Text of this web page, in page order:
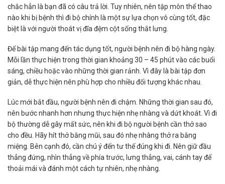
chắc hẳn là bạn đã có câu trả lời. Tuy nhiên, nên tập môn thể thao
nào khi bị bệnh thì đi bộ chính là một sự lựa chọn vô cùng tốt, đặc
biệt là với người thoát vị đĩa đệm cột sống thắt lưng.
Để bài tập mang đến tác dụng tốt, người bệnh nên đi bộ hàng ngày.
Mỗi lần thực hiện trong thời gian khoảng 30 – 45 phút vào các buổi
sáng, chiều hoặc vào những thời gian rảnh. Vì đây là bài tập đơn
giản, dễ thực hiện nên phù hợp cho nhiều đối tượng khác nhau.
Lúc mới bắt đầu, người bệnh nên đi chậm. Những thời gian sau đó,
nên bước nhanh hơn nhưng thực hiện nhẹ nhàng và dứt khoát. Vì đi
bộ thường dễ gây mất sức, nên khi đi bộ người bệnh cần thở sao
cho đều. Hãy hít thở bằng mũi, sau đó nhẹ nhàng thở ra bằng
miệng. Bên cạnh đó, cần chú ý đến tư thế đúng khi đi. Nên giữ đầu
thẳng đứng, nhìn thẳng về phía trước, lưng thẳng, vai, cánh tay để
thoải mái và đánh một cách tự nhiên, nhẹ nhàng.